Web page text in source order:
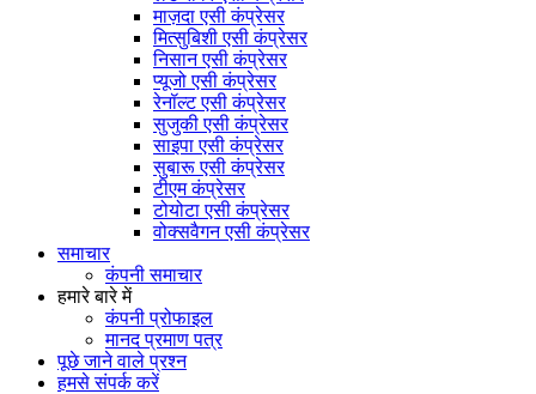
माज़दा एसी कंप्रेसर
मित्सुबिशी एसी कंप्रेसर
निसान एसी कंप्रेसर
प्यूजो एसी कंप्रेसर
रेनॉल्ट एसी कंप्रेसर
सुजुकी एसी कंप्रेसर
साइपा एसी कंप्रेसर
सुबारू एसी कंप्रेसर
टीएम कंप्रेसर
टोयोटा एसी कंप्रेसर
वोक्सवैगन एसी कंप्रेसर
समाचार
कंपनी समाचार
हमारे बारे में
कंपनी प्रोफाइल
मानद प्रमाण पत्र
पूछे जाने वाले प्रश्न
हमसे संपर्क करें